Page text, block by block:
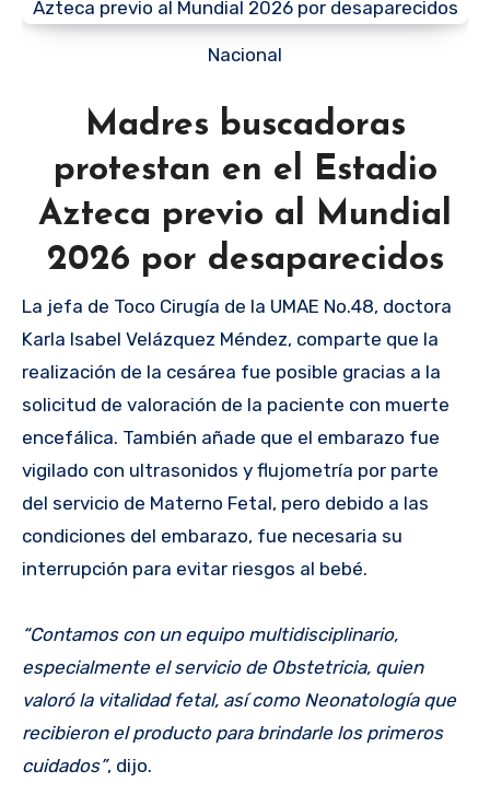
Nacional
Madres buscadoras
protestan en el Estadio
Azteca previo al Mundial
2026 por desaparecidos
La jefa de Toco Cirugía de la UMAE No.48, doctora
Karla Isabel Velázquez Méndez, comparte que la
realización de la cesárea fue posible gracias a la
solicitud de valoración de la paciente con muerte
encefálica. También añade que el embarazo fue
vigilado con ultrasonidos y flujometría por parte
del servicio de Materno Fetal, pero debido a las
condiciones del embarazo, fue necesaria su
interrupción para evitar riesgos al bebé.
“Contamos con un equipo multidisciplinario,
especialmente el servicio de Obstetricia, quien
valoró la vitalidad fetal, así como Neonatología que
recibieron el producto para brindarle los primeros
cuidados”, dijo.